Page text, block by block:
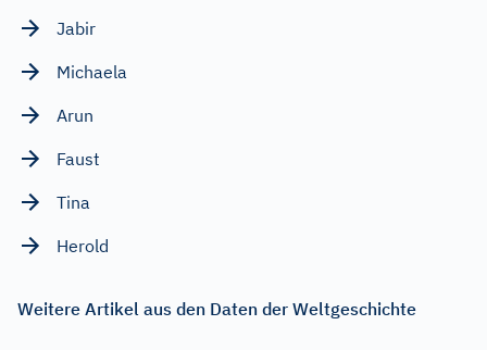
Jabir
Michaela
Arun
Faust
Tina
Herold
Weitere Artikel aus den Daten der Weltgeschichte